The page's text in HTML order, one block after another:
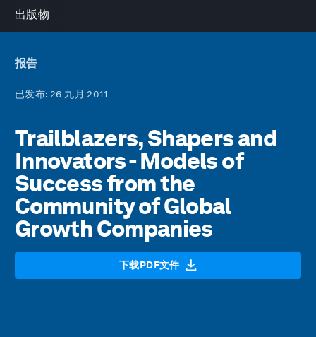
出版物
报告
已发布: 26 九月 2011
Trailblazers, Shapers and
Innovators - Models of
Success from the
Community of Global
Growth Companies
下载PDF文件